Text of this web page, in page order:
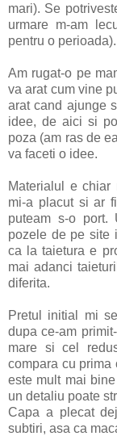
mari). Se
urmare m-am
pentru o perioada).
Am rugat-o pe
va arat cum vine
arat cand ajunge
idee, de aici si
poza (am ras de
va faceti o idee.
Materialul e chiar
mi-a placut si ar
puteam s-o port.
pozele de pe site
ca la taietura e
mai adanci
diferita.
Pretul initial mi
dupa ce-am
mare si cel
compara cu prima
este mult mai
un detaliu poate
Capa a plecat
subtiri, asa ca